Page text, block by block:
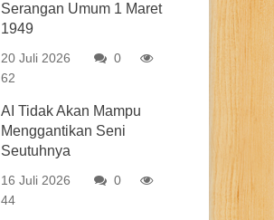
Serangan Umum 1 Maret
1949
20 Juli 2026
0
62
AI Tidak Akan Mampu
Menggantikan Seni
Seutuhnya
16 Juli 2026
0
44